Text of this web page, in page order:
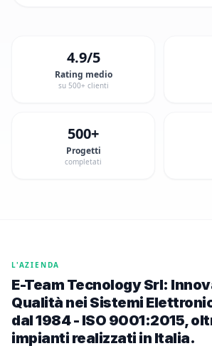
4.9/5
Rating medio
su 500+ clienti
500+
Progetti
completati
L'AZIENDA
E-Team Tecnology Srl:
Qualità nei Sistemi
dal 1984 - ISO 9001:2015,
impianti realizzati in Italia.